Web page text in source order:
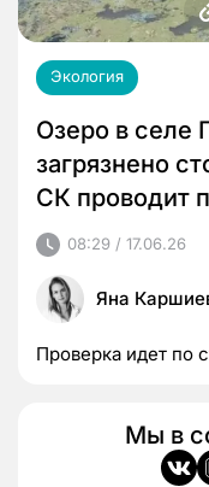
Экология
Озеро в селе
загрязнено
СК проводит
08:29 / 17.06.26
Яна
Проверка идет по
Мы в